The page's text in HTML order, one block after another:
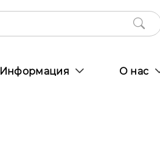
Информация О нас